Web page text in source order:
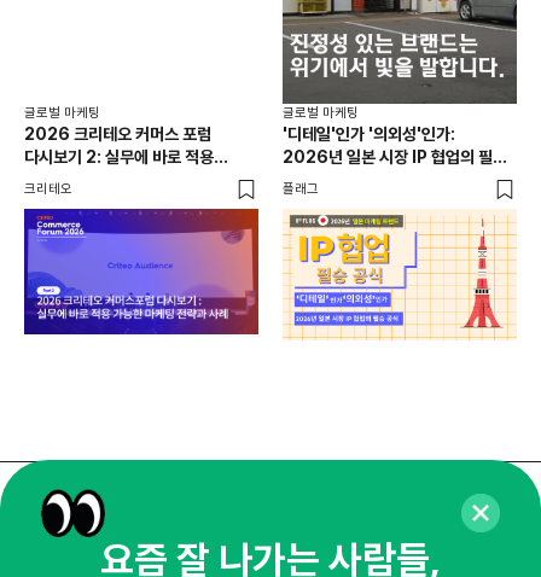
글로벌 마케팅
2026 크리테오 커머스 포럼
다시보기 2: 실무에 바로 적용
가능한 마케팅 전략과 사례
크리테오
글로벌 마케팅
'디테일'인가 '의외성'인가:
2026년 일본 시장 IP 협업의 필승
공식
플래그
매주 화요일 아침,
마케팅 감각을 깨워 드릴게요!
요즘 잘 나가는 사람들,